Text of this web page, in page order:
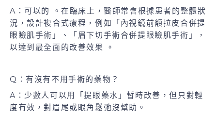
A：可以的 。在臨床上，醫師常會根據患者的整體狀
況，設計複合式療程，例如「內視鏡前額拉皮合併提
眼瞼肌手術」、「眉下切手術合併提眼瞼肌手術」，
以達到最全面的改善效果 。
Q：有沒有不用手術的藥物？
A：少數人可以用「提眼藥水」暫時改善，但只對輕
度有效，對眉尾或眼角鬆弛沒幫助。